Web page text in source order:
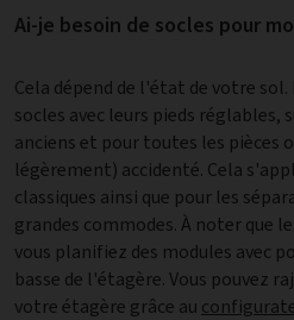
Ai-je besoin de socles pour
Cela dépend de l'état de votre
socles avec leurs pieds
anciens et pour toutes les pièces
légèrement) accidenté. Cela
classiques ainsi que pour les
grandes commodes. À noter que
vous planifiez des modules avec
basse de l'étagère. Vous pouvez
votre étagère grâce au